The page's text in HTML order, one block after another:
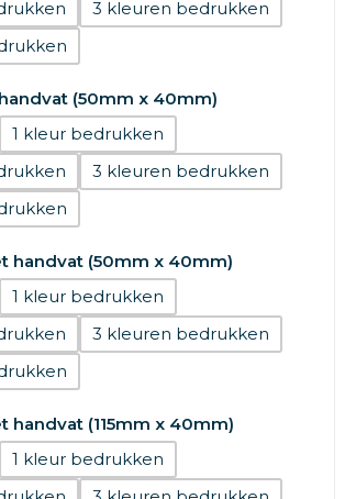
3
(50mm x 40mm)
1
3
handvat (50mm x 40mm)
1
3
handvat (115mm x 40mm)
1